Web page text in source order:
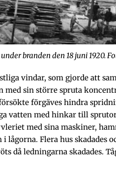
branden den 18 juni 1920.
vindar, som gjorde att
med sin större spruta
förgäves hindra
vatten med hinkar till
med sina maskiner,
lågorna. Flera hus
då ledningarna skadades.